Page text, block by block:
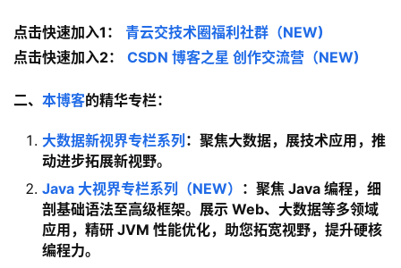
点击快速加入1：
青云交技术圈福利社群（NEW)
点击快速加入2：
CSDN 博客之星 创作交流营（NEW)
二、 本博客的精华专栏：
大数据新视界专栏系列 ：聚焦大数据，展技术应用，推
动进步拓展新视野。
Java 大视界专栏系列（NEW） ：聚焦 Java 编程，细
剖基础语法至高级框架。展示 Web、大数据等多领域
应用，精研 JVM 性能优化，助您拓宽视野，提升硬核
编程力。